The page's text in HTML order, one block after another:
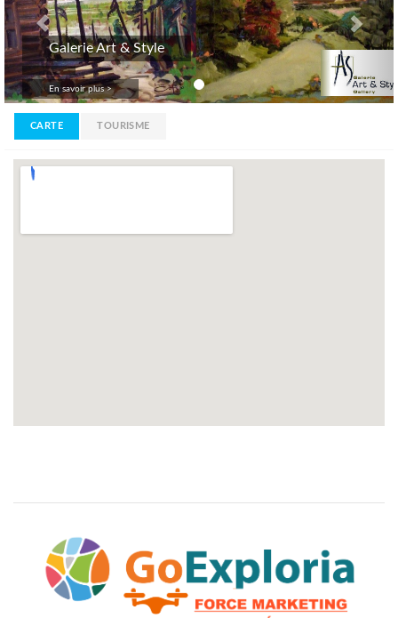
Galerie Art & Style
En savoir plus >
CARTE TOURISME